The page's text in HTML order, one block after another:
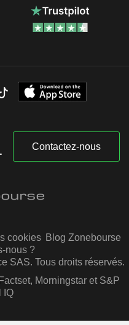
Contactez-nous
cookies Blog Zonebourse
nous ?
SAS. Tous droits réservés.
Morningstar et S&P
IQ